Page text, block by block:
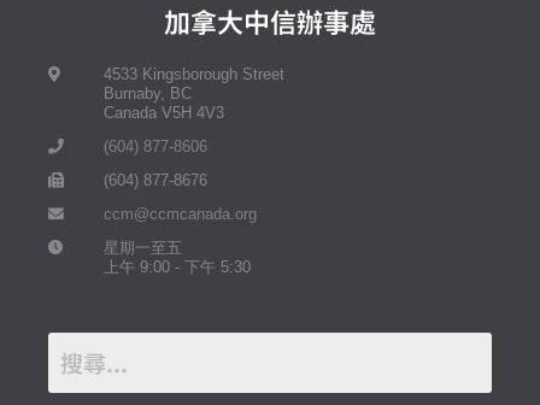
加拿大中信辦事處
4533 Kingsborough Street
Burnaby, BC
Canada V5H 4V3
(604) 877-8606
(604) 877-8676
ccm@ccmcanada.org
星期一至五
上午 9:00 - 下午 5:30